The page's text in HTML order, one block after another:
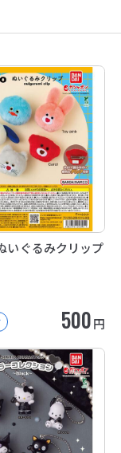
ぐるみクリップ
500円